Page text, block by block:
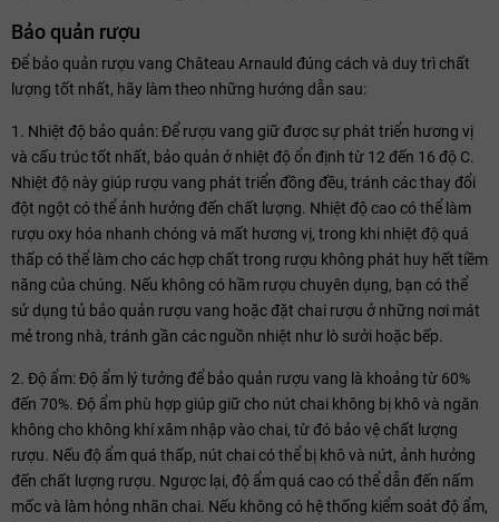
Bảo quản rượu
Để bảo quản rượu vang Château Arnauld đúng cách và duy trì chất
lượng tốt nhất, hãy làm theo những hướng dẫn sau:
1. Nhiệt độ bảo quản: Để rượu vang giữ được sự phát triển hương vị
và cấu trúc tốt nhất, bảo quản ở nhiệt độ ổn định từ 12 đến 16 độ C.
Nhiệt độ này giúp rượu vang phát triển đồng đều, tránh các thay đổi
đột ngột có thể ảnh hưởng đến chất lượng. Nhiệt độ cao có thể làm
rượu oxy hóa nhanh chóng và mất hương vị, trong khi nhiệt độ quá
thấp có thể làm cho các hợp chất trong rượu không phát huy hết tiềm
năng của chúng. Nếu không có hầm rượu chuyên dụng, bạn có thể
sử dụng tủ bảo quản rượu vang hoặc đặt chai rượu ở những nơi mát
mẻ trong nhà, tránh gần các nguồn nhiệt như lò sưởi hoặc bếp.
2. Độ ẩm: Độ ẩm lý tưởng để bảo quản rượu vang là khoảng từ 60%
đến 70%. Độ ẩm phù hợp giúp giữ cho nút chai không bị khô và ngăn
không cho không khí xâm nhập vào chai, từ đó bảo vệ chất lượng
rượu. Nếu độ ẩm quá thấp, nút chai có thể bị khô và nứt, ảnh hưởng
đến chất lượng rượu. Ngược lại, độ ẩm quá cao có thể dẫn đến nấm
mốc và làm hỏng nhãn chai. Nếu không có hệ thống kiểm soát độ ẩm,